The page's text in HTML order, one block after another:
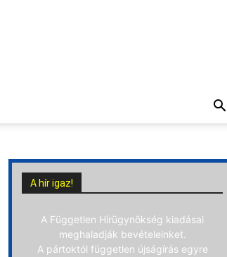
A hír igaz!
A Független Hírügynökség kiadásai
meghaladják bevételeinket.
A pártoktól független újságírás egyre